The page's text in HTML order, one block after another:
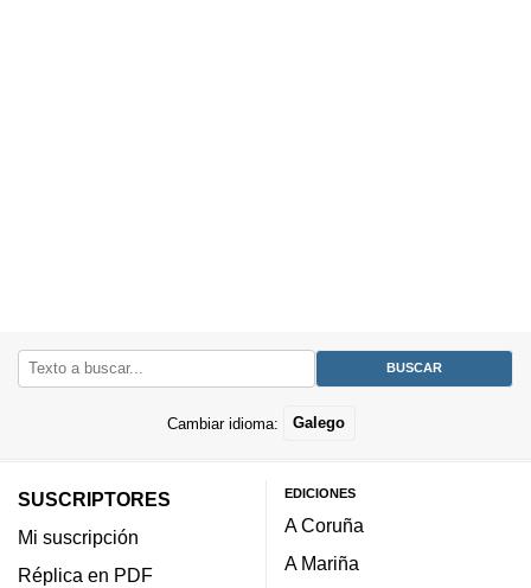
Cambiar idioma: Galego
SUSCRIPTORES
Mi suscripción
Réplica en PDF
EDICIONES
A Coruña
A Mariña